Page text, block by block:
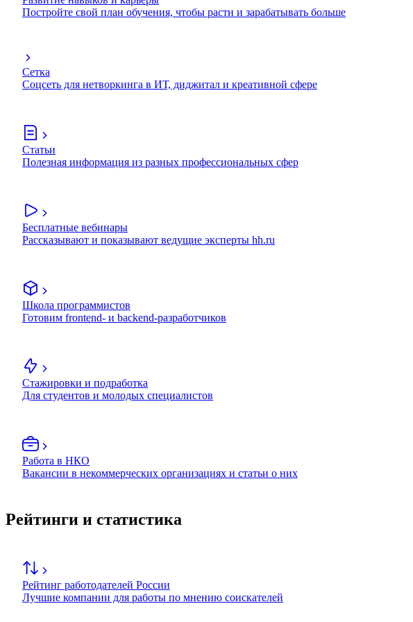
Постройте свой план обучения, чтобы расти и зарабатывать больше
Сетка
Соцсеть для нетворкинга в ИТ, диджитал и креативной сфере
Статьи
Полезная информация из разных профессиональных сфер
Бесплатные вебинары
Рассказывают и показывают ведущие эксперты hh.ru
Школа программистов
Готовим frontend- и backend-разработчиков
Стажировки и подработка
Для студентов и молодых специалистов
Работа в НКО
Вакансии в некоммерческих организациях и статьи о них
Рейтинги и статистика
Рейтинг работодателей России
Лучшие компании для работы по мнению соискателей